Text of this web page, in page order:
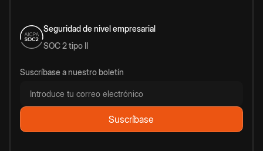
Seguridad de nivel empresarial
SOC 2 tipo II
Suscríbase a nuestro boletín